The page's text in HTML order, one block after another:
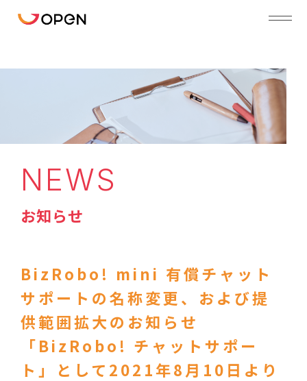
NEWS
お知らせ
BizRobo! mini 有償チャット
サポートの名称変更、および提
供範囲拡大のお知らせ
「BizRobo! チャットサポー
ト」として2021年8月10日より